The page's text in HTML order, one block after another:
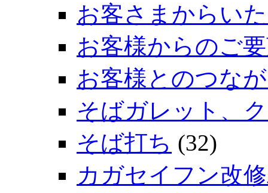
お客さまからい
お客様からのご
お客様とのつな
そばガレット、
そば打ち (32)
カガセイフン改